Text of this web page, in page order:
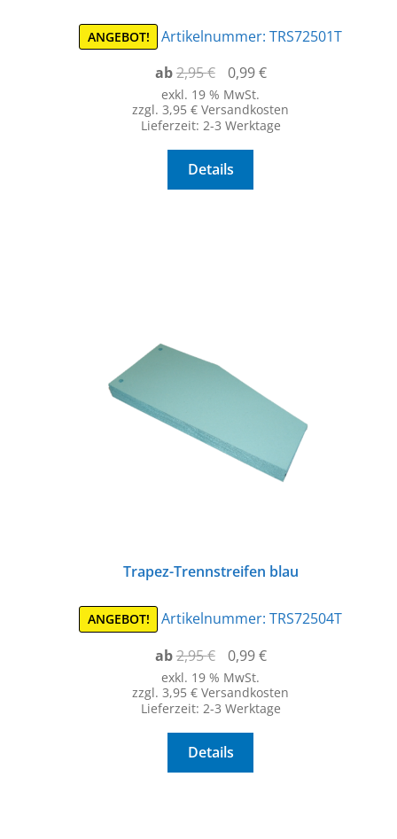
ANGEBOT! Artikelnummer:TRS72501T
ab2,95€
Ursprünglicher
Preis
war:
0,99€Aktueller
ist:
0,99 €.
exkl. 19 % MwSt.
zzgl. 3,95 € Versandkosten
Lieferzeit: 2-3 Werktage
Details
Trapez-Trennstreifen blau
ANGEBOT! Artikelnummer:TRS72504T
ab2,95€
Ursprünglicher
Preis
war:
0,99€Aktueller
ist:
0,99 €.
exkl. 19 % MwSt.
zzgl. 3,95 € Versandkosten
Lieferzeit: 2-3 Werktage
Details